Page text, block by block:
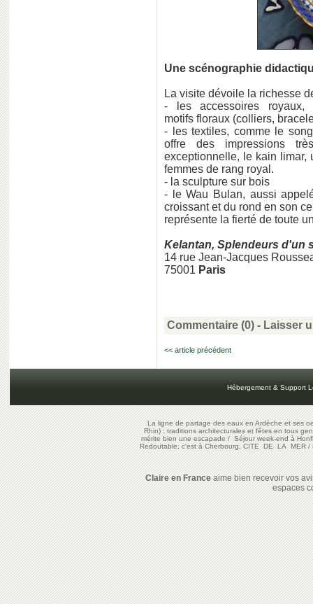
Une scénographie
La visite dévoile la richesse
- les accessoires
motifs floraux (colliers,
- les textiles, comme le
offre des impressions
exceptionnelle, le kain limar,
femmes de rang royal.
- la sculpture sur bois
- le Wau Bulan, aussi
croissant et du rond en son
représente la fierté de toute
Kelantan, Splendeurs d'un
14 rue Jean-Jacques
75001 Paris
Commentaire (0) - Laisser
<< article précédent
Hébergement & Support
La ligne de partage des eaux en Ardèche et ses
Rhin) : traditions architecturales et fêtes en tous
mérite bien une escapade/Séjour week-end à
Redoutable, c'est à Cherbourg, CITE DE LA MER/
Claire en Franceaime bien recevoir vos
espaces